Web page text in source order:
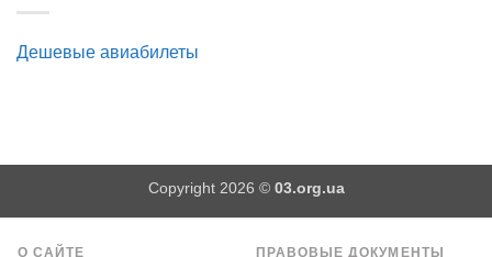
Дешевые авиабилеты
Copyright 2026 © 03.org.ua
О САЙТЕ ПРАВОВЫЕ ДОКУМЕНТЫ